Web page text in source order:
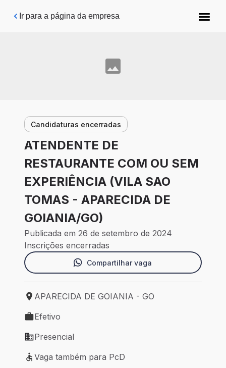
Pular para o conteúdo principal
Ir para a página da empresa
Candidaturas encerradas
ATENDENTE DE
RESTAURANTE COM OU SEM
EXPERIÊNCIA (VILA SAO
TOMAS - APARECIDA DE
GOIANIA/GO)
Publicada em 26 de setembro de 2024
Inscrições encerradas
Compartilhar vaga
Local de trabalho: APARECIDA DE GOIANIA - GO
APARECIDA DE GOIANIA - GO
Tipo de vaga: Efetivo
Efetivo
Modelo de trabalho: Presencial
Presencial
Vaga também para PcD
Vaga também para PcD